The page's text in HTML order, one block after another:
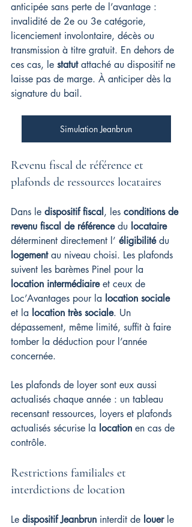
anticipée sans perte de l’avantage :
invalidité de 2e ou 3e catégorie,
licenciement involontaire, décès ou
transmission à titre gratuit. En dehors de
ces cas, le statut attaché au dispositif ne
laisse pas de marge. À anticiper dès la
signature du bail.
Simulation Jeanbrun
Revenu fiscal de référence et
plafonds de ressources locataires
Dans le dispositif fiscal , les conditions de
revenu fiscal de référence du locataire
déterminent directement l’ éligibilité du
logement au niveau choisi. Les plafonds
suivent les barèmes Pinel pour la
location intermédiaire et ceux de
Loc’Avantages pour la location sociale
et la location très sociale. Un
dépassement, même limité, suffit à faire
tomber la déduction pour l’année
concernée.
Les plafonds de loyer sont eux aussi
actualisés chaque année : un tableau
recensant ressources, loyers et plafonds
actualisés sécurise la location en cas de
contrôle.
Restrictions familiales et
interdictions de location
Le dispositif Jeanbrun interdit de louer le